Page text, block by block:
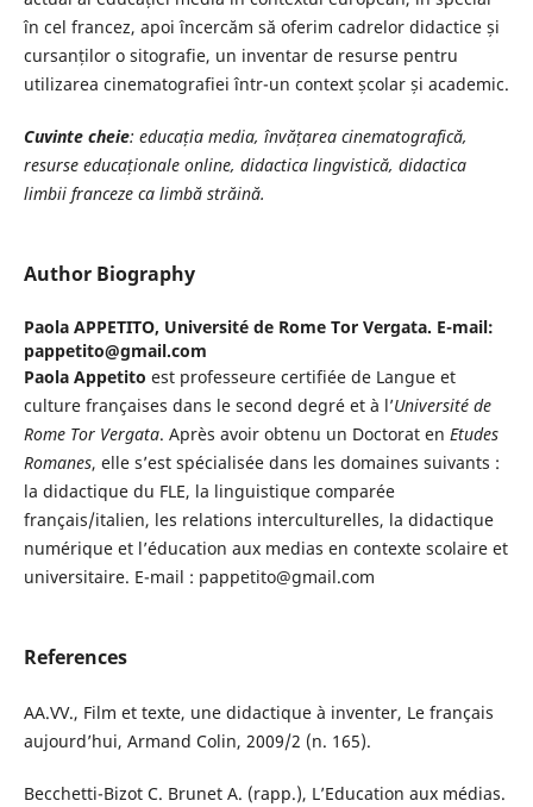
în cel francez, apoi încercăm să oferim cadrelor didactice și
cursanților o sitografie, un inventar de resurse pentru
utilizarea cinematografiei într-un context școlar și academic.
Cuvinte cheie: educația media, învățarea cinematografică,
resurse educaționale online, didactica lingvistică, didactica
limbii franceze ca limbă străină.
Author Biography
Paola APPETITO, Université de Rome Tor Vergata. E-mail:
pappetito@gmail.com
Paola Appetito est professeure certifiée de Langue et
culture françaises dans le second degré et à l’Université de
Rome Tor Vergata. Après avoir obtenu un Doctorat en Etudes
Romanes, elle s’est spécialisée dans les domaines suivants :
la didactique du FLE, la linguistique comparée
français/italien, les relations interculturelles, la didactique
numérique et l’éducation aux medias en contexte scolaire et
universitaire. E-mail : pappetito@gmail.com
References
AA.VV., Film et texte, une didactique à inventer, Le français
aujourd’hui, Armand Colin, 2009/2 (n. 165).
Becchetti-Bizot C. Brunet A. (rapp.), L’Education aux médias.